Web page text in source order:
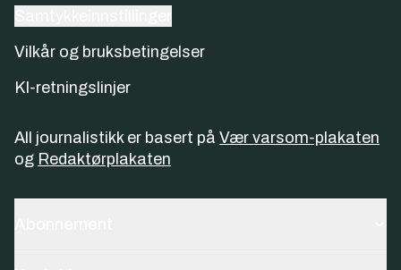
Vilkår og bruksbetingelser
KI-retningslinjer
All journalistikk er basert på Vær varsom-plakaten
og Redaktørplakaten